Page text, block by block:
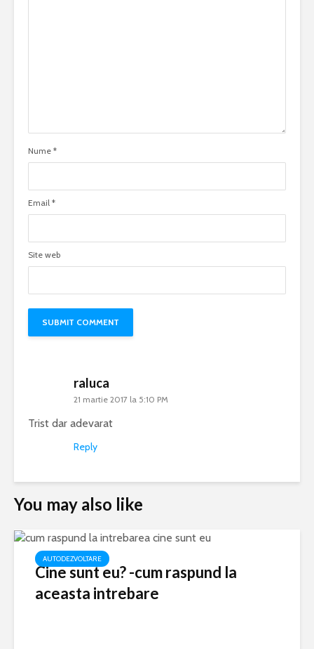
Nume *
Email *
Site web
raluca
21 martie 2017 la 5:10 PM
Trist dar adevarat
Reply
You may also like
AUTODEZVOLTARE
Cine sunt eu? -cum raspund la
aceasta intrebare